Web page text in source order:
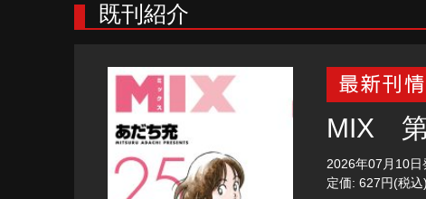
既刊紹介
MIX
2026年07月10日
定価: 627円(税込)